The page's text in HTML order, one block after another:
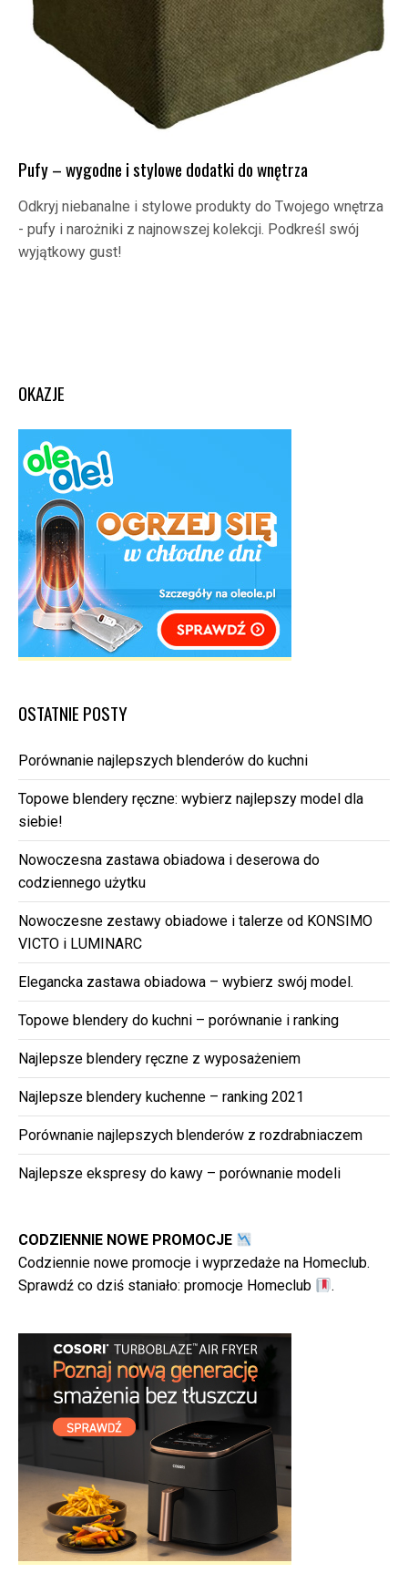
Pufy – wygodne i stylowe dodatki do wnętrza
Odkryj niebanalne i stylowe produkty do Twojego wnętrza
- pufy i narożniki z najnowszej kolekcji. Podkreśl swój
wyjątkowy gust!
OKAZJE
OSTATNIE POSTY
Porównanie najlepszych blenderów do kuchni
Topowe blendery ręczne: wybierz najlepszy model dla
siebie!
Nowoczesna zastawa obiadowa i deserowa do
codziennego użytku
Nowoczesne zestawy obiadowe i talerze od KONSIMO
VICTO i LUMINARC
Elegancka zastawa obiadowa – wybierz swój model.
Topowe blendery do kuchni – porównanie i ranking
Najlepsze blendery ręczne z wyposażeniem
Najlepsze blendery kuchenne – ranking 2021
Porównanie najlepszych blenderów z rozdrabniaczem
Najlepsze ekspresy do kawy – porównanie modeli
CODZIENNIE NOWE PROMOCJE
Codziennie nowe promocje i wyprzedaże na Homeclub.
Sprawdź co dziś staniało: promocje Homeclub .